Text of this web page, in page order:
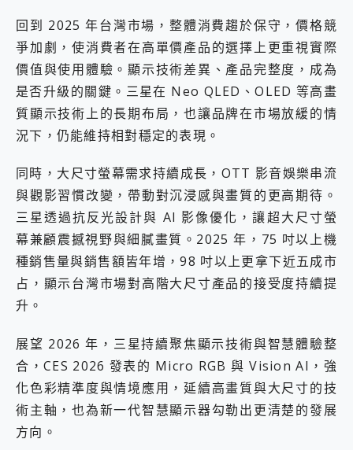
您的專屬AI 助手 Yoga Slim 7 Aura Edition 觸控AI筆電 開箱 評測
realme 14 Pro 超硬軍規、冰感變色實測，realme 14 5G 遊戲戰鬥值爆表，效能x娛樂全都要！
iPhone、Apple Watch、AirPods耳機 三個設備充電一起搞定 ONPRO MagReact™ M3 3 in 1可攜摺疊無線充電器 開箱 評測
動靜皆宜「HUAWEI FreeArc」開放式耳掛耳機，無感配戴! 超穩超服貼，音質、通話也很優質
好玩好拍 vivo V50 ~ 口袋裡的 Zeiss 潮流攝影棚!
25種洗烘模式一機搞定! Roborock 衣莉莎白 H1 Neo分子篩洗脫烘 AI 滾筒洗衣機
給 MSI Claw 系列電競掌機 最完美的家 MSI Nest Docking Station 掌機專屬擴充底座 開箱 評測
B&O 精品級音響! Home+ 中嘉寬頻 SoundBox 劇院串流盒 開箱 評測
2億 APO蔡司長焦神機降臨~ vivo X200 Pro、vivo X200 就是這麼好拍
EaseUS Vocal Remover 免費線上去聲器一鍵去除人聲 人聲 音樂分離 2024 消除人聲推薦
3 個超值 MHN 飛人工具分享~~ iToolab AnyGo 魔物獵人 Now飛人 ios教學 不出門也可以到處走
Locawhere AnyTo 寶可夢飛人 AnyTo 不出門也可以飛遍全世界
小體積 40000mAh 超大容量 一次充5個設備 充好充滿 CUKTECH 酷態科 300W 微型充電站 開箱 評測
97.3% 恢復率，資料救援就是這麼簡單 EaseUS Data Recovery Wizard Free 18.0.0 業界最好的資料救援軟體
磁碟系統大風吹 有了 磁碟管理程式 EaseUS Partition Master 就是這麼簡單
全新 SONY Xperia 1 VI 開箱! 相機實測! 長焦覆蓋更遠更清晰、2日長續航、頂尖影音娛樂效能~
MSI Claw 掌機專屬配件包 來囉 完美保護 MSI Claw A1M-026TW 電競掌機
人像旗艦 vivo V30 系列 開箱 評測! 首搭蔡司光學鏡頭、攝影棚級柔光環、拍攝功能最好玩的美拍神機 vivo V30 Pro
多個願望一次滿足 超強散熱 微星 MSI Claw A1M-026TW 電競掌機 開箱 評測
一吸完美對位 擁有超強吸力與超好用的隱磁支架 O-ONE MAG 最會吸的行動電源 開箱 評測
業界首例百人盲測揭密，Shark EVOPOWER SYSTEM NEO+ 實測，如何精準解決居家清潔三大痛點？
回到 2025 年台灣市場，整體消費趨於保守，價格競
爭加劇，使消費者在高單價產品的選擇上更重視實際
價值與使用體驗。顯示技術差異、產品完整度，成為
是否升級的關鍵。三星在 Neo QLED、OLED 等高畫
質顯示技術上的長期布局，也讓品牌在市場放緩的情
況下，仍能維持相對穩定的表現。
同時，大尺寸螢幕需求持續成長，OTT 影音娛樂串流
與觀影習慣改變，帶動對沉浸感與畫質的更高期待。
三星透過抗反光設計與 AI 影像優化，讓超大尺寸螢
幕兼顧震撼視野與細膩畫質。2025 年，75 吋以上機
種銷售量與銷售額皆年增，98 吋以上更拿下近五成市
占，顯示台灣市場對高階大尺寸產品的接受度持續提
升。
展望 2026 年，三星持續聚焦顯示技術與智慧體驗整
合，CES 2026 發表的 Micro RGB 與 Vision AI，強
化色彩精準度與情境應用，延續高畫質與大尺寸的技
術主軸，也為新一代智慧顯示器勾勒出更清楚的發展
方向。